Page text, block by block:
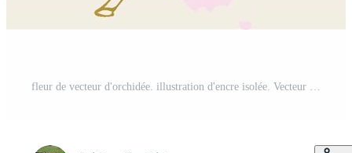
fleur de vecteur d'orchidée. illustration d'encre isolée. Vecteur Pro et SVG Pro